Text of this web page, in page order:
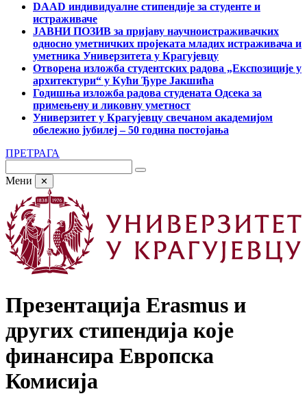
DAAD индивидуалне стипендије за студенте и
истраживаче
ЈАВНИ ПОЗИВ за пријаву научноистраживачких
односно уметничких пројеката младих истраживача и
уметника Универзитета у Крагујевцу
Отворена изложба студентских радова „Експозиције у
архитектури“ у Кући Ђуре Јакшића
Годишња изложба радова студената Одсека за
примењену и ликовну уметност
Универзитет у Крагујевцу свечаном академијом
обележио јубилеј – 50 година постојања
ПРЕТРАГА
Мени ✕
Презентација Erasmus и
других стипендија које
финансира Европска
Комисија